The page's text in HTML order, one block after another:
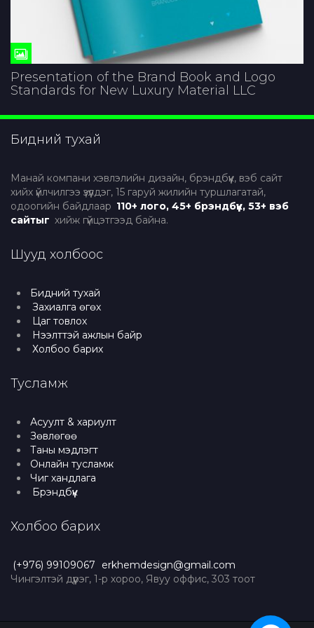
Presentation of the Brand Book and Logo
Standards for New Luxury Material LLC
Бидний тухай
Манай компани хэвлэлийн дизайн, брэндбүүк, вэб сайт
хийх үйлчилгээ үзүүлдэг, 15 гаруй жилийн туршлагатай,
одоогийн байдлаар 110+ лого, 45+ брэндбүүк, 53+ вэб
сайтыг хийж гүйцэтгээд байна.
Шууд холбоос
Бидний тухай
Захиалга өгөх
Цаг товлох
Нээлттэй ажлын байр
Холбоо барих
Тусламж
Асуулт & хариулт
Зөвлөгөө
Таны мэдлэгт
Онлайн тусламж
Чиг хандлага
Брэндбүүк
Холбоо барих
(+976) 99109067
erkhemdesign@gmail.com
Чингэлтэй дүүрэг, 1-р хороо, Явуу оффис, 303 тоот